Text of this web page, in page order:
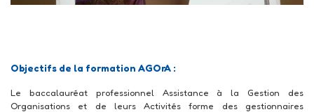
Objectifs de la formation AGOrA :
Le baccalauréat professionnel Assistance à la Gestion des
Organisations et de leurs Activités forme des gestionnaires